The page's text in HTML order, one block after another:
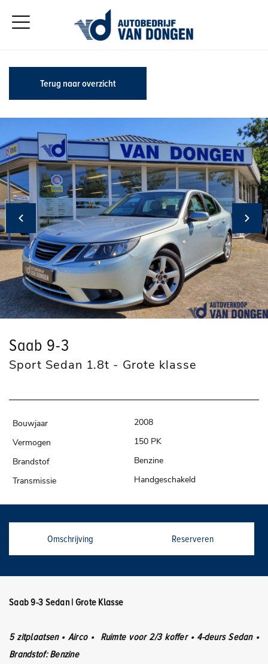
Terug naar overzicht
Saab 9-3
Sport Sedan 1.8t - Grote klasse
2008
150 PK
Benzine
Handgeschakeld
Omschrijving Reserveren
Saab 9-3 Sedan | Grote Klasse
5 zitplaatsen • Airco • Ruimte voor 2/3 koffer • 4-deurs Sedan •
Brandstof: Benzine